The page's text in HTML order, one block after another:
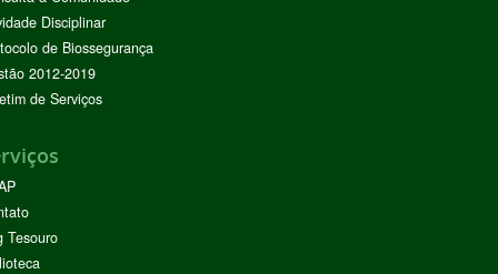
Disciplinar
de Biossegurança
2012-2019
de Serviços
Tesouro